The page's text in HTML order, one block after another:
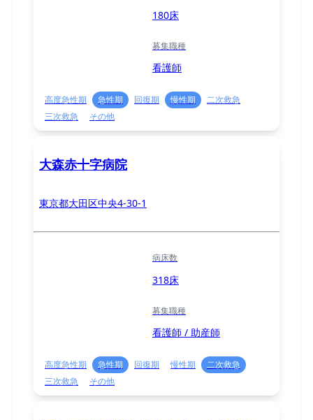
180床
募集職種
看護師
高度急性期 急性期 回復期 慢性期
二次救急
三次救急
その他
大森赤十字病院
東京都大田区中央4-30-1
病床数
318床
募集職種
看護師 / 助産師
高度急性期 急性期 回復期 慢性期
二次救急
三次救急
その他